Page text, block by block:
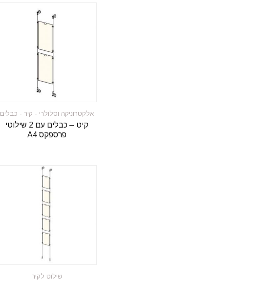
אלקטרוניקה וסלולרי - קיר - כבלים
קיט – כבלים עם 2 שילוטי
פרספקס A4
שילוט לקיר